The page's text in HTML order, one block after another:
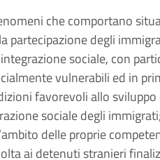
che comportano
partecipazione degli
sociale, con
vulnerabili ed in
favorevoli allo
sociale degli immigrati;
delle proprie
ai detenuti stranieri